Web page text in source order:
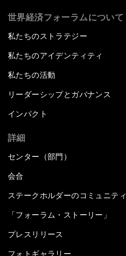
世界経済フォーラムについて
私たちのストラテジー
私たちのアイデンティティ
私たちの活動
リーダーシップとガバナンス
インパクト
詳細
センター（部門）
会合
ステークホルダーのコミュニティ
「フォーラム・ストーリー」
プレスリリース
フォトギャラリー